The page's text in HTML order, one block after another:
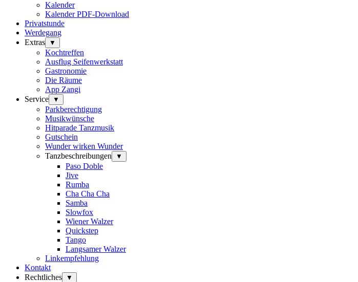
Kalender
Kalender PDF-Download
Privatstunde
Werdegang
Extras
▼
Kochtreffen
Ausflug Seifenwerkstatt
Gastronomie
Die Räume
App Zangi
Service
▼
Parkberechtigung
Musikwünsche
Hitparade Tanzmusik
Gutschein
Wunder wirken Wunder
Tanzbeschreibungen
▼
Paso Doble
Jive
Rumba
Cha Cha Cha
Samba
Slowfox
Wiener Walzer
Quickstep
Tango
Langsamer Walzer
Linkempfehlung
Kontakt
Rechtliches
▼